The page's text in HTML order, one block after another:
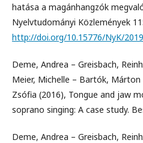
hatása a magánhangzók
Nyelvtudományi Közlemények
http://doi.org/10.15776/NyK/
Deme, Andrea – Greisbach,
Meier, Michelle – Bartók, Márton
Zsófia (2016), Tongue and jaw
soprano singing: A case study.
Deme, Andrea – Greisbach,